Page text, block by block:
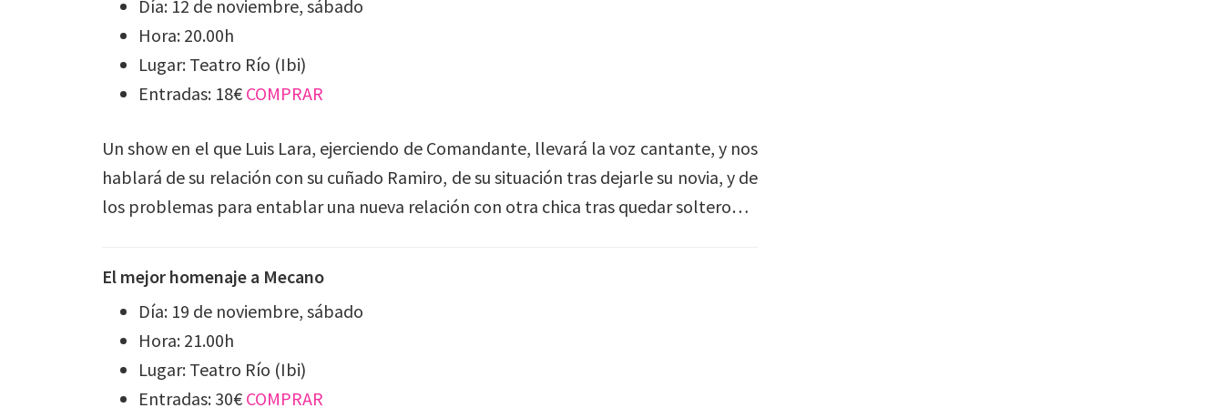
Día: 12 de noviembre, sábado
Hora: 20.00h
Lugar: Teatro Río (Ibi)
Entradas: 18€ COMPRAR
Un show en el que Luis Lara, ejerciendo de Comandante, llevará la voz cantante, y nos
hablará de su relación con su cuñado Ramiro, de su situación tras dejarle su novia, y de
los problemas para entablar una nueva relación con otra chica tras quedar soltero…
El mejor homenaje a Mecano
Día: 19 de noviembre, sábado
Hora: 21.00h
Lugar: Teatro Río (Ibi)
Entradas: 30€ COMPRAR